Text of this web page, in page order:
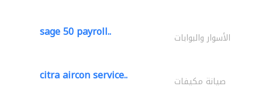
sage 50 payroll.. الأسوار والبوابات
citra aircon service.. صيانة مكيفات